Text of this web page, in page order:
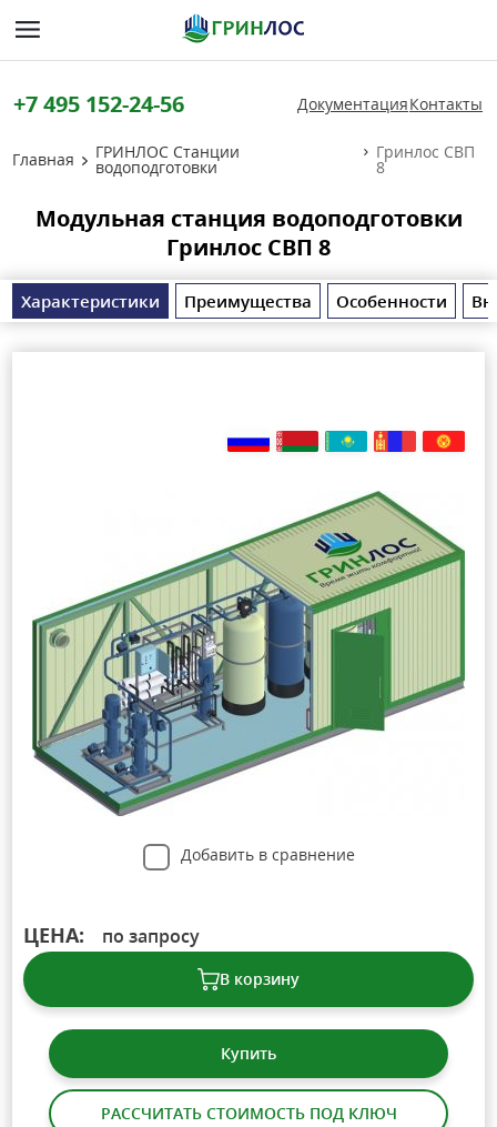
+7 495 152-24-56 ДокументацияКонтакты
Главная ГРИНЛОС Станции
водоподготовки
Гринлос СВП
8
Модульная станция водоподготовки
Гринлос СВП 8
Характеристики Преимущества Особенности
Добавить в сравнение
ЦЕНА: по запросу
В корзину
Купить
РАССЧИТАТЬ СТОИМОСТЬ ПОД КЛЮЧ